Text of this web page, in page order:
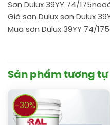
Sơn Dulux 39YY 74/
Giá sơn Dulux sơn Dulux
Mua sơn Dulux 39YY 74/
Sản phẩm tương tự
-30%